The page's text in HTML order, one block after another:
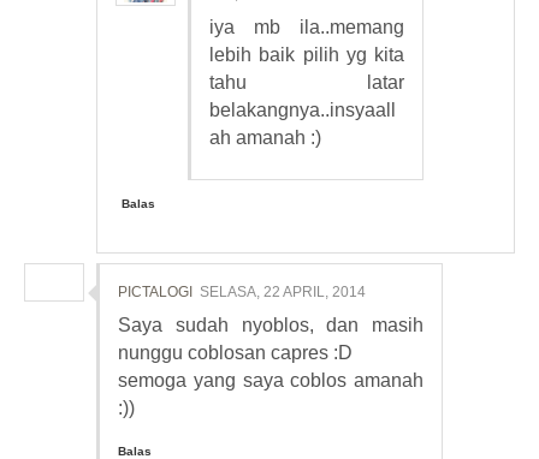
iya mb ila..memang
lebih baik pilih yg kita
tahu latar
belakangnya..insyaall
ah amanah :)
Balas
PICTALOGI SELASA, 22 APRIL, 2014
Saya sudah nyoblos, dan masih
nunggu coblosan capres :D
semoga yang saya coblos amanah
:))
Balas